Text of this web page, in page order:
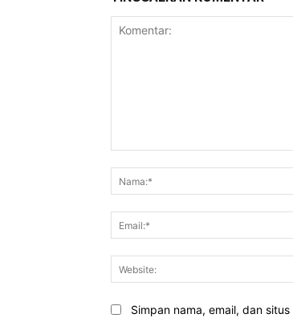
Simpan nama, email, dan